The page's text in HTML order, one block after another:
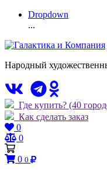
Dropdown
...
Народный
Где купить? (40
Как сделать заказ
0
0
0 0